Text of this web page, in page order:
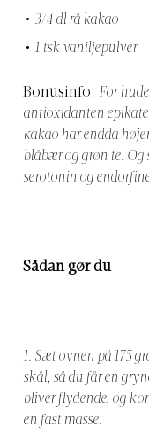
3/4 dl rå kakao
1 tsk vaniljepulver
Bonusinfo: For
antioxidanten
kakao har endda
blåbær og grøn te. Og
serotonin og
Sådan gør du
1. Sæt ovnen på 175
skål, så du får en
bliver flydende, og
en fast masse.